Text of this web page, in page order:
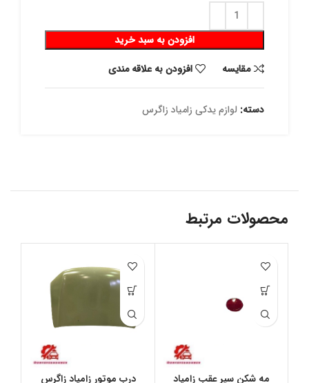
افزودن به سبد خرید
مقايسه
افزودن به علاقه مندی
دسته: لوازم یدکی زامیاد زاگرس
محصولات مرتبط
مه شکن سپر عقب زامیاد
درب موتور زامیاد زاگرس